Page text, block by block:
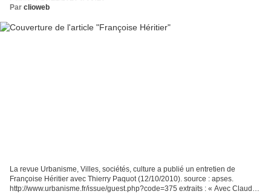
Par clioweb
La revue Urbanisme, Villes, sociétés, culture a publié un entretien de
Françoise Héritier avec Thierry Paquot (12/10/2010). source : apses.
http://www.urbanisme.fr/issue/guest.php?code=375 extraits : « Avec Claude